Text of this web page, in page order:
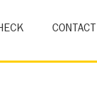
CONTACT